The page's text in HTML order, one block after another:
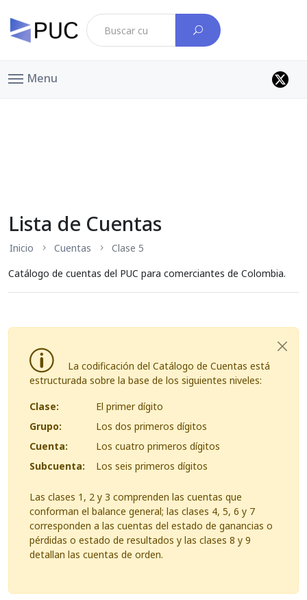
Menu
Lista de Cuentas
Inicio Cuentas
Clase 5
Catálogo de cuentas del PUC para comerciantes de Colombia.
La codificación del Catálogo de Cuentas está
estructurada sobre la base de los siguientes niveles:
Clase:
El primer dígito
Grupo:
Los dos primeros dígitos
Cuenta:
Los cuatro primeros dígitos
Subcuenta:
Los seis primeros dígitos
Las clases 1, 2 y 3 comprenden las cuentas que
conforman el balance general; las clases 4, 5, 6 y 7
corresponden a las cuentas del estado de ganancias o
pérdidas o estado de resultados y las clases 8 y 9
detallan las cuentas de orden.